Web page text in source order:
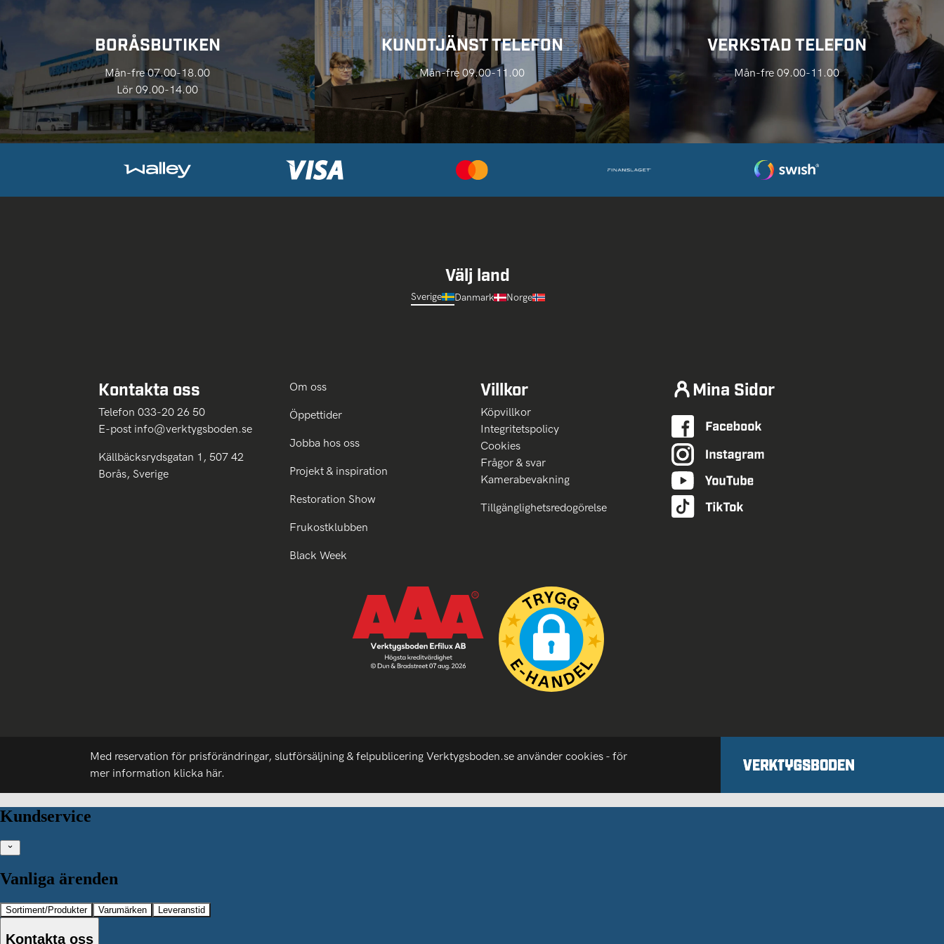
BORÅSBUTIKEN
Mån-fre 07.00-18.00
Lör 09.00-14.00
KUNDTJÄNST TELEFON
Mån-fre 09.00-11.00
VERKSTAD TELEFON
Mån-fre 09.00-11.00
Välj land
Sverige Danmark Norge
Kontakta oss
Telefon 033-20 26 50
E-post info@verktygsboden.se
Källbäcksrydsgatan 1, 507 42
Borås, Sverige
Om oss
Öppettider
Jobba hos oss
Projekt & inspiration
Restoration Show
Frukostklubben
Black Week
Villkor
Köpvillkor
Integritetspolicy
Cookies
Frågor & svar
Kamerabevakning
Tillgänglighetsredogörelse
Mina Sidor
Med reservation för prisförändringar, slutförsäljning & felpublicering Verktygsboden.se använder cookies - för
mer information klicka här.